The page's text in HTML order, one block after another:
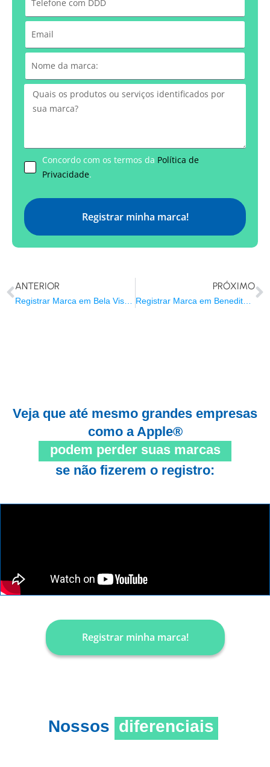
Concordo com os termos da Política de
Privacidade.
Registrar minha marca!
ANTERIOR PRÓXIMO
Registrar Marca em Benedito Novo/SC
Veja que até mesmo grandes empresas
como a Apple®
podem perder suas marcas
se não fizerem o registro:
Registrar minha marca!
Nossos diferenciais